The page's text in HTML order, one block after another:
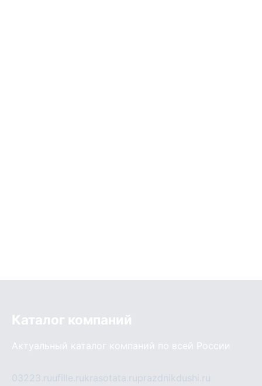
Каталог компаний
Актуальный каталог компаний по всей России
03223.ruufille.rukrasotata.ruprazdnikdushi.ru